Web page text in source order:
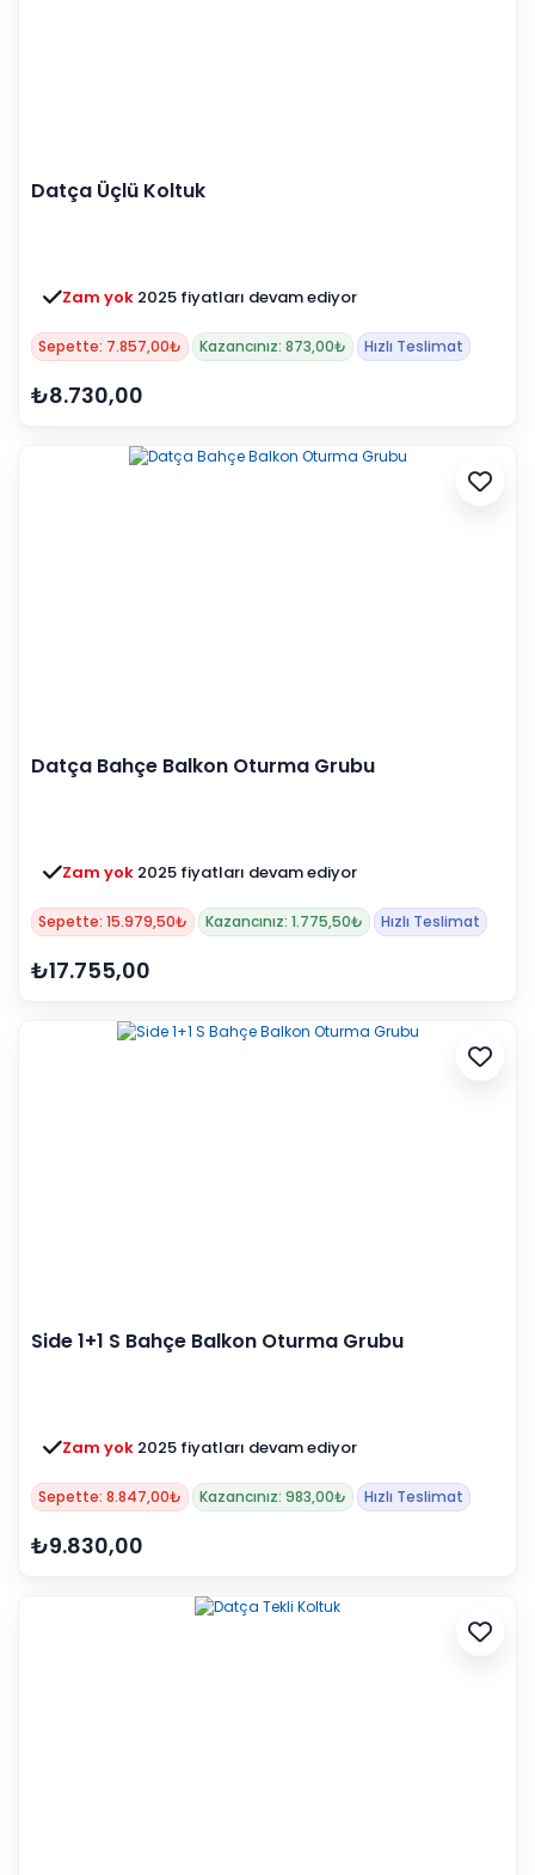
Datça Üçlü Koltuk
Zam yok 2025 fiyatları devam ediyor
Sepette: 7.857,00₺ Kazancınız: 873,00₺ Hızlı Teslimat
₺8.730,00
Datça Bahçe Balkon Oturma Grubu
Zam yok 2025 fiyatları devam ediyor
Sepette: 15.979,50₺ Kazancınız: 1.775,50₺ Hızlı Teslimat
₺17.755,00
Side 1+1 S Bahçe Balkon Oturma Grubu
Zam yok 2025 fiyatları devam ediyor
Sepette: 8.847,00₺ Kazancınız: 983,00₺ Hızlı Teslimat
₺9.830,00